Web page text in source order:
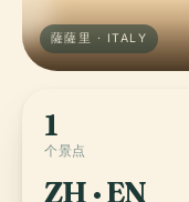
薩薩里 · ITALY
1
个景点
ZH · EN